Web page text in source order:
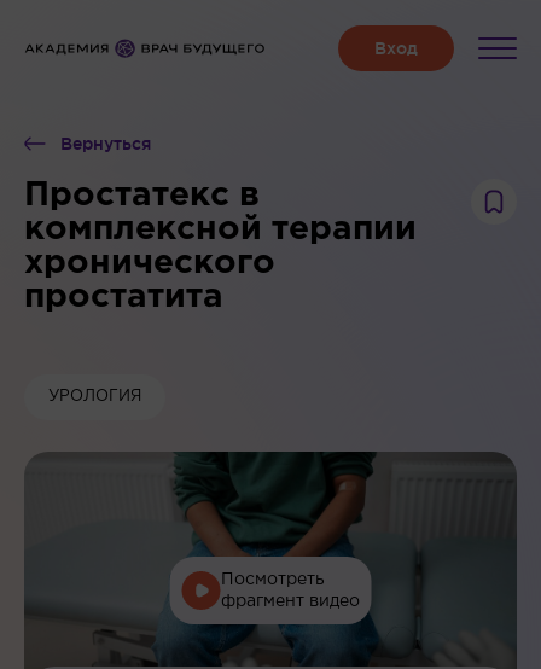
Вернуться
Простатекс в
комплексной терапии
хронического
простатита
УРОЛОГИЯ
Посмотреть
фрагмент видео